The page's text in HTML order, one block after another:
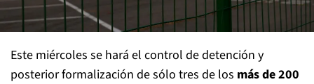
Este miércoles se hará el control de detención y
posterior formalización de sólo tres de los más de 200